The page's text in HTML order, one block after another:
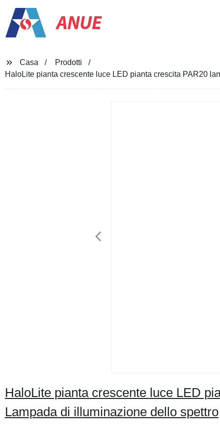
ANUE
Casa
Prodotti
HaloLite pianta crescente luce LED pianta crescita PAR20
HaloLite pianta crescente luce LED
Lampada di illuminazione dello spettro